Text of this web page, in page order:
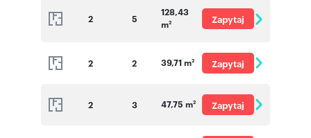
2 5
128,43
m2
Zapytaj
2 2 39,71 m2
Zapytaj
2 3 47,75 m2
Zapytaj